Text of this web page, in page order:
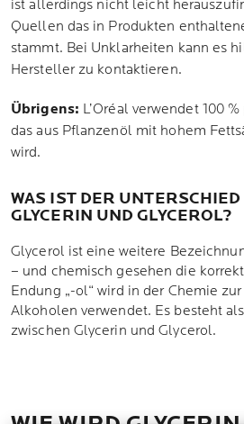
ist allerdings nicht leicht
Quellen das in Produkten
stammt. Bei Unklarheiten kann es
Hersteller zu kontaktieren.
Übrigens: L’Oréal verwendet 100
das aus Pflanzenöl mit hohem
wird.
WAS IST DER
GLYCERIN UND GLYCEROL?
Glycerol ist eine weitere
– und chemisch gesehen die
Endung „-ol“ wird in der Chemie
Alkoholen verwendet. Es besteht
zwischen Glycerin und Glycerol.